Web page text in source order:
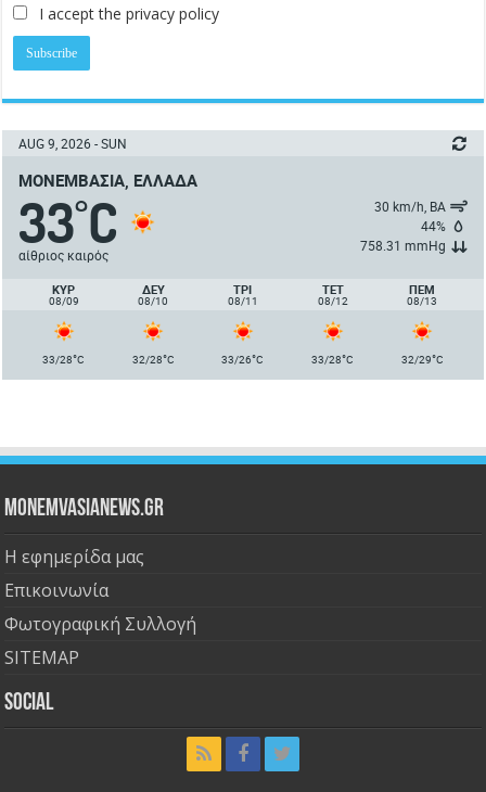
I accept the privacy policy
AUG 9, 2026 - SUN
ΜΟΝΕΜΒΑΣΙΆ, ΕΛΛΆΔΑ
33°C
αίθριος καιρός
30 km/h, ΒΑ
44%
758.31 mmHg
ΚΥΡ
08/09
ΔΕΥ
08/10
ΤΡΙ
08/11
ΤΕΤ
08/12
ΠΈΜ
08/13
33/28°C 32/28°C 33/26°C 33/28°C 32/29°C
Monemvasianews.gr
Η εφημερίδα μας
Επικοινωνία
Φωτογραφική Συλλογή
SITEMAP
Social